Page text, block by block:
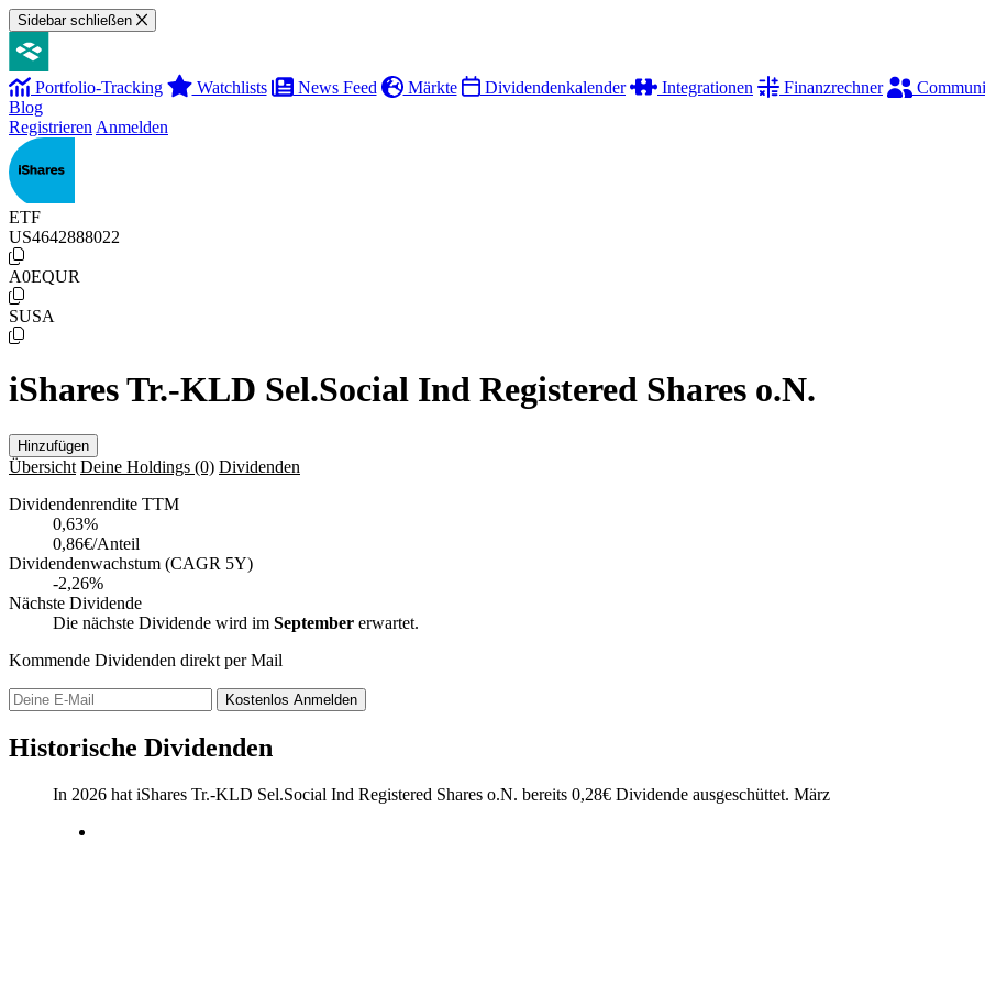
Sidebar schließen
Portfolio-Tracking Watchlists News Feed Märkte Dividendenkalender Integrationen Finanzrechner
Blog
Registrieren Anmelden
ETF
US4642888022
A0EQUR
SUSA
iShares Tr.-KLD Sel.Social Ind Registered Shares o.N.
Hinzufügen
Übersicht Deine Holdings (0) Dividenden
Dividendenrendite TTM
0,63%
0,86€/Anteil
Dividendenwachstum (CAGR 5Y)
-2,26%
Nächste Dividende
Die nächste Dividende wird im September erwartet.
Kommende Dividenden direkt per Mail
Kostenlos Anmelden
Historische Dividenden
In 2026 hat iShares Tr.-KLD Sel.Social Ind Registered Shares o.N. bereits 0,28€ Dividende ausgeschüttet. März